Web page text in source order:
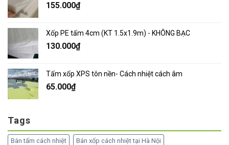
155.000₫
Xốp PE tấm 4cm (KT 1.5x1.9m) - KHÔNG BẠC
130.000₫
Tấm xốp XPS tôn nền- Cách nhiệt cách âm
65.000₫
Tags
Bán tấm cách nhiệt Bán xốp cách nhiệt tại Hà Nội